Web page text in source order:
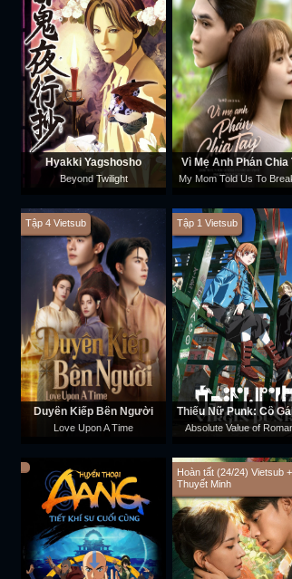
Hyakki Yagshosho
Beyond Twilight
Vì Mẹ Anh Phán Chia
My Mom Told Us To
Tập 4 Vietsub
Duyên Kiếp Bên Người
Love Upon A Time
Tập 1 Vietsub
Absolute Value of
Hoàn tất (24/24) Vietsub +
Thuyết Minh